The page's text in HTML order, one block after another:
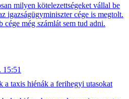
milyen kötelezettségeket vállal be
igazságügyminiszter cége is megtolt.
még számlát sem tud adni.
15:51
a taxis hiénák a ferihegyi utasokat